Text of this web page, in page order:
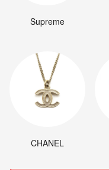
Supreme
CHANEL